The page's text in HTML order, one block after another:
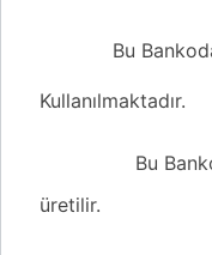
Bu
Kullanılmaktadır.
Bu
üretilir.